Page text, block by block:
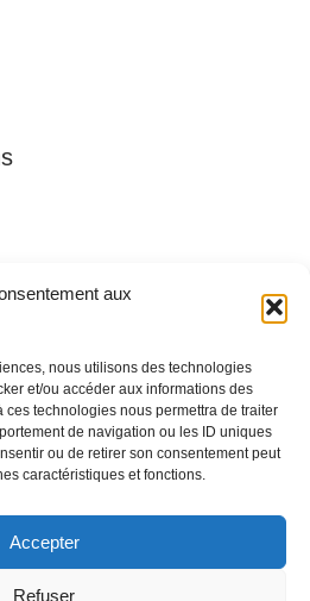
aux
nous utilisons des technologies
et/ou accéder aux informations des
technologies nous permettra de traiter
de navigation ou les ID uniques
ou de retirer son consentement peut
caractéristiques et fonctions.
Accepter
Refuser